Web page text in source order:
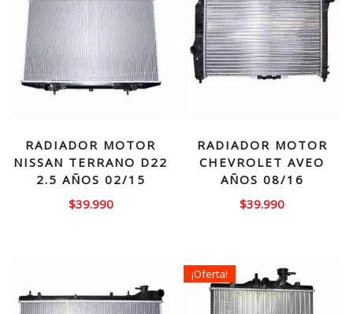
RADIADOR MOTOR
NISSAN TERRANO D22
2.5 AÑOS 02/15
$39.990
RADIADOR MOTOR
CHEVROLET AVEO
AÑOS 08/16
$39.990
¡Oferta!